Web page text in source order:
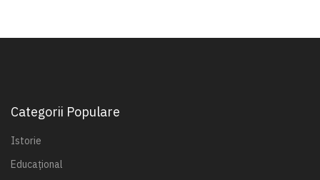
Categorii Populare
Istorie
Educațional